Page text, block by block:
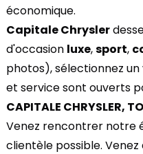
économique.
Capitale Chrysler
d'occasion luxe,sport,
photos), sélectionnez
et service sont ouverts
CAPITALE CHRYSLER,
Venez rencontrer notre
clientèle possible. Venez